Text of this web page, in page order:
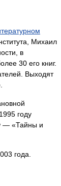
Михаил
в
30 его книг.
Выходят
году
— «Тайны и
года.